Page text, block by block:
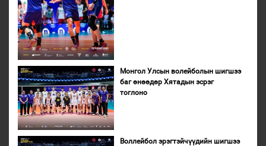
Монгол Улсын волейболын шигшээ
баг өнөөдөр Хятадын эсрэг
тоглоно
Воллейбол эрэгтэйчүүдийн шигшээ